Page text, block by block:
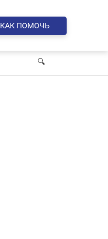
КАК ПОМОЧЬ
🔍︎